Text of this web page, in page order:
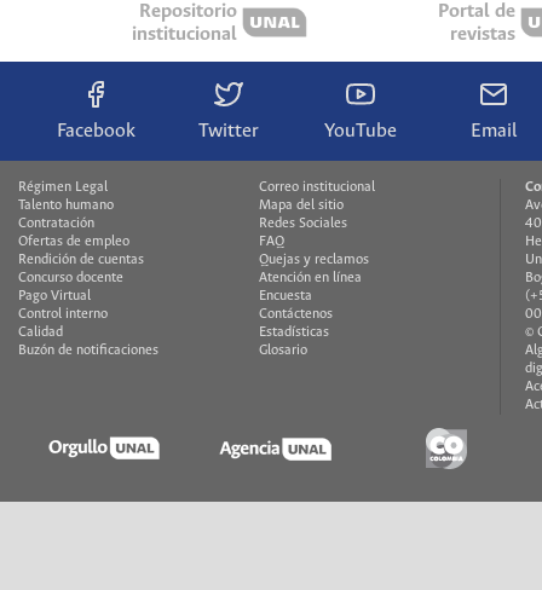
Repositorio
institucional
Portal de
revistas
Facebook Twitter YouTube Email
Régimen Legal
Talento humano
Contratación
Ofertas de empleo
Rendición de cuentas
Concurso docente
Pago Virtual
Control interno
Calidad
Buzón de notificaciones
Correo institucional
Mapa del sitio
Redes Sociales
FAQ
Quejas y reclamos
Atención en línea
Encuesta
Contáctenos
Estadísticas
Glosario
©